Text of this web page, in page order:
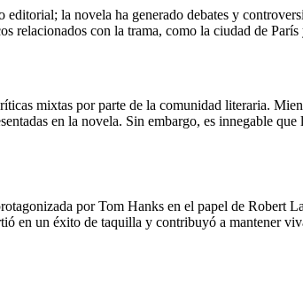
la novela ha generado debates y
relacionados con la trama, como la ciudad de
mixtas por parte de la comunidad literaria.
en la novela. Sin embargo, es innegable
por Tom Hanks en el papel de Robert
en un éxito de taquilla y contribuyó a mantener